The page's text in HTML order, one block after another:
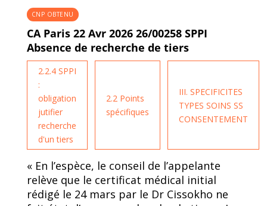
CNP OBTENU
CA Paris 22 Avr 2026 26/00258 SPPI
Absence de recherche de tiers
2.2.4 SPPI
:
obligation
jutifier
recherche
d'un tiers
2.2 Points
spécifiques
III. SPECIFICITES
TYPES SOINS SS
CONSENTEMENT
« En l’espèce, le conseil de l’appelante
relève que le certificat médical initial
rédigé le 24 mars par le Dr Cissokho ne